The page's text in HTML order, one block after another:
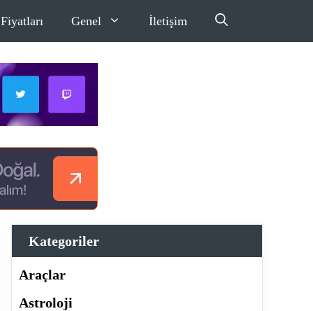
Fiyatları Genel İletişim
Kategoriler
Araçlar
Astroloji